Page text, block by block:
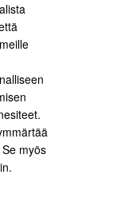
myös